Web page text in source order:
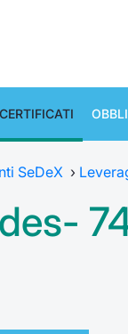
SeDeX ›